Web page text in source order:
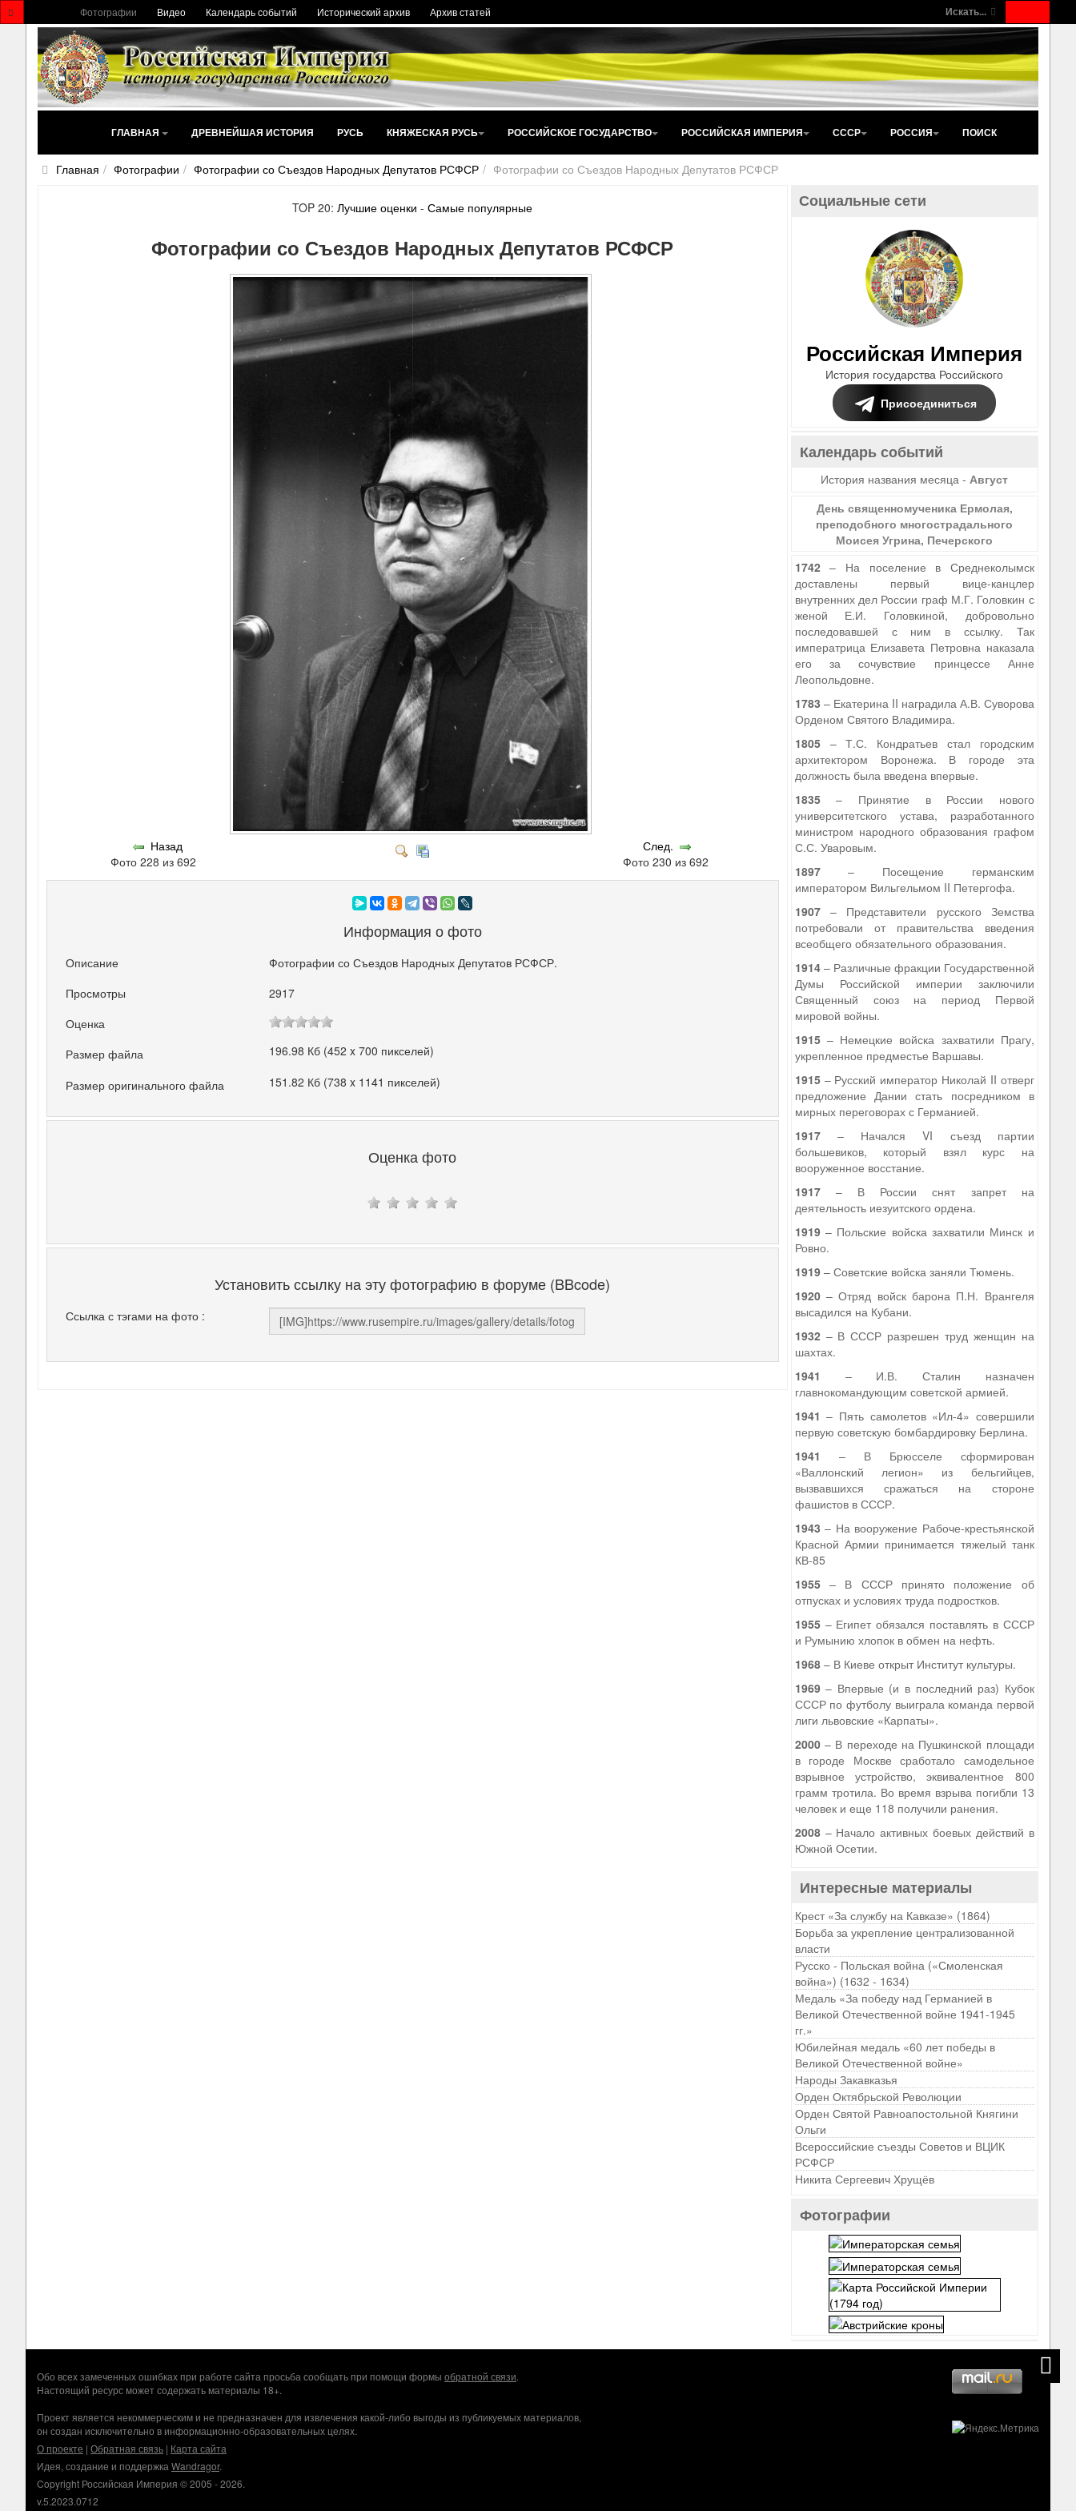
Искать...
Фотографии Видео Календарь событий Исторический архив Архив статей
ГЛАВНАЯ ДРЕВНЕЙШАЯ ИСТОРИЯ РУСЬ КНЯЖЕСКАЯ РУСЬ РОССИЙСКОЕ ГОСУДАРСТВО РОССИЙСКАЯ ИМПЕРИЯ СССР РОССИЯ ПОИСК
Главная Фотографии Фотографии со Съездов Народных Депутатов РСФСР Фотографии со Съездов Народных Депутатов РСФСР
TOP 20:Лучшие оценки -Самые популярные
Фотографии со Съездов Народных Депутатов РСФСР
Назад
Фото 228 из 692
След.
Фото 230 из 692
Информация о фото
Описание
Фотографии со Съездов Народных Депутатов РСФСР.
Просмотры
2917
Оценка
Размер файла
196.98 Кб (452 x 700 пикселей)
Размер оригинального файла 151.82 Кб (738 x 1141 пикселей)
Оценка фото
Установить ссылку на эту фотографию в форуме (BBcode)
Ссылка с тэгами на фото :
Социальные сети
Российская Империя
История государства Российского
Присоединиться
Календарь событий
История названия месяца -Август
День священномученика Ермолая,
преподобного многострадального
Моисея Угрина, Печерского
1742– На поселение в Среднеколымск
доставлены первый вице-канцлер
внутренних дел России граф М.Г. Головкин с
женой Е.И. Головкиной, добровольно
последовавшей с ним в ссылку. Так
императрица Елизавета Петровна наказала
его за сочувствие принцессе Анне
Леопольдовне.
1783 – Екатерина II наградила А.В. Суворова
Орденом Святого Владимира.
1805– Т.С. Кондратьев стал городским
архитектором Воронежа. В городе эта
должность была введена впервые.
1835– Принятие в России нового
университетского устава, разработанного
министром народного образования графом
С.С. Уваровым.
1897– Посещение германским
императором Вильгельмом II Петергофа.
1907– Представители русского Земства
потребовали от правительства введения
всеобщего обязательного образования.
1914– Различные фракции Государственной
Думы Российской империи заключили
Священный союз на период Первой
мировой войны.
1915– Немецкие войска захватили Прагу,
укрепленное предместье Варшавы.
1915– Русский император Николай II отверг
предложение Дании стать посредником в
мирных переговорах с Германией.
1917– Начался VI съезд партии
большевиков, который взял курс на
вооруженное восстание.
1917– В России снят запрет на
деятельность иезуитского ордена.
1919– Польские войска захватили Минск и
Ровно.
1919– Советские войска заняли Тюмень.
1920– Отряд войск барона П.Н. Врангеля
высадился на Кубани.
1932– В СССР разрешен труд женщин на
шахтах.
1941 – И.В. Сталин назначен
главнокомандующим советской армией.
1941 – Пять самолетов «Ил-4» совершили
первую советскую бомбардировку Берлина.
1941 – В Брюсселе сформирован
«Валлонский легион» из бельгийцев,
вызвавшихся сражаться на стороне
фашистов в СССР.
1943 – На вооружение Рабоче-крестьянской
Красной Армии принимается тяжелый танк
КВ-85
1955– В СССР принято положение об
отпусках и условиях труда подростков.
1955– Египет обязался поставлять в СССР
и Румынию хлопок в обмен на нефть.
1968– В Киеве открыт Институт культуры.
1969– Впервые (и в последний раз) Кубок
СССР по футболу выиграла команда первой
лиги львовские «Карпаты».
2000– В переходе на Пушкинской площади
в городе Москве сработало самодельное
взрывное устройство, эквивалентное 800
грамм тротила. Во время взрыва погибли 13
человек и еще 118 получили ранения.
2008– Начало активных боевых действий в
Южной Осетии.
Интересные материалы
Крест «За службу на Кавказе» (1864)
Борьба за укрепление централизованной
власти
Русско - Польская война («Смоленская
война») (1632 - 1634)
Медаль «За победу над Германией в
Великой Отечественной войне 1941-1945
гг.»
Юбилейная медаль «60 лет победы в
Великой Отечественной войне»
Народы Закавказья
Орден Октябрьской Революции
Орден Святой Равноапостольной Княгини
Ольги
Всероссийские съезды Советов и ВЦИК
РСФСР
Никита Сергеевич Хрущёв
Фотографии
Обо всех замеченных ошибках при работе сайта просьба сообщать при помощи формы обратной связи.
Настоящий ресурс может содержать материалы 18+.
Проект является некоммерческим и не предназначен для извлечения какой-либо выгоды из публикуемых материалов,
он создан исключительно в информационно-образовательных целях.
О проекте | Обратная связь | Карта сайта
Идея, создание и поддержка Wandragor.
Copyright Российская Империя © 2005 - 2026.
v.5.2023.0712